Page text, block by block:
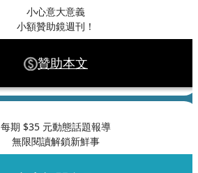
小心意大意義
小額贊助鏡週刊！
贊助本文
每期 $35 元動態話題報導
無限閱讀解鎖新鮮事